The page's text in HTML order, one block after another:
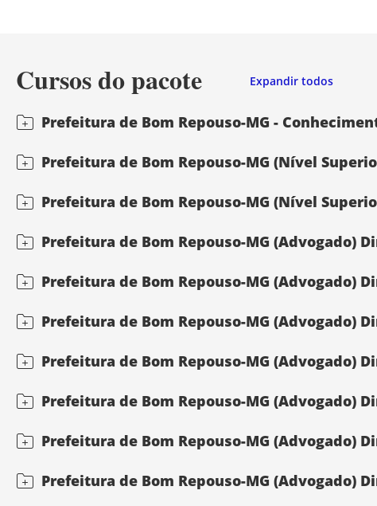
Cursos do pacote Expandir todos
Prefeitura de Bom Repouso-MG -
Prefeitura de Bom Repouso-MG (Nível
Prefeitura de Bom Repouso-MG (Nível
Prefeitura de Bom Repouso-MG (Advogado)
Prefeitura de Bom Repouso-MG (Advogado)
Prefeitura de Bom Repouso-MG (Advogado)
Prefeitura de Bom Repouso-MG (Advogado)
Prefeitura de Bom Repouso-MG (Advogado)
Prefeitura de Bom Repouso-MG (Advogado)
Prefeitura de Bom Repouso-MG (Advogado)